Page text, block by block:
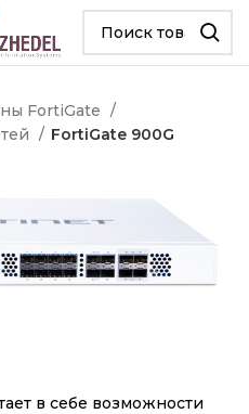
FortiGate
FortiGate 900G
в себе возможности